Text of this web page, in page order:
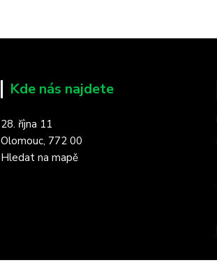
Kde nás najdete
28. října 11
Olomouc, 772 00
Hledat na mapě